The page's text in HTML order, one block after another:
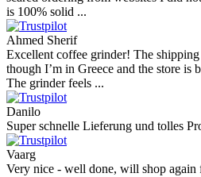
is 100% solid ...
Ahmed Sherif
Excellent coffee grinder! The
though I’m in Greece and the store is
The grinder feels ...
Danilo
Super schnelle Lieferung und tolles
Vaarg
Very nice - well done, will shop again